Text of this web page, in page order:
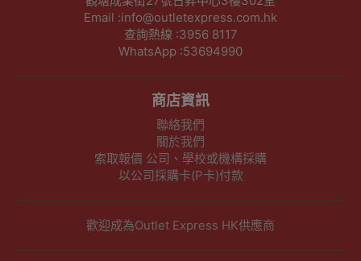
Email :info@outletexpress.com.hk
查詢熱線 :3956 8117
WhatsApp :53694990
商店資訊
聯絡我們
關於我們
索取報價 公司、學校或機構採購
以公司採購卡(P卡)付款
歡迎成為Outlet Express HK供應商